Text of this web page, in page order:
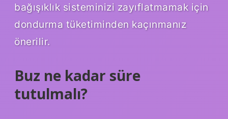
bağışıklık sisteminizi zayıflatmamak için
dondurma tüketiminden kaçınmanız
önerilir.
Buz ne kadar süre
tutulmalı?